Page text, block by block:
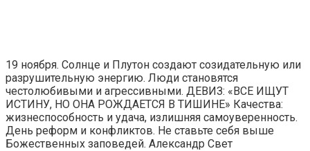
19 ноября. Солнце и Плутон создают созидательную или
разрушительную энергию. Люди становятся
честолюбивыми и агрессивными. ДЕВИЗ: «ВСЕ ИЩУТ
ИСТИНУ, НО ОНА РОЖДАЕТСЯ В ТИШИНЕ» Качества:
жизнеспособность и удача, излишняя самоуверенность.
День реформ и конфликтов. Не ставьте себя выше
Божественных заповедей. Александр Свет